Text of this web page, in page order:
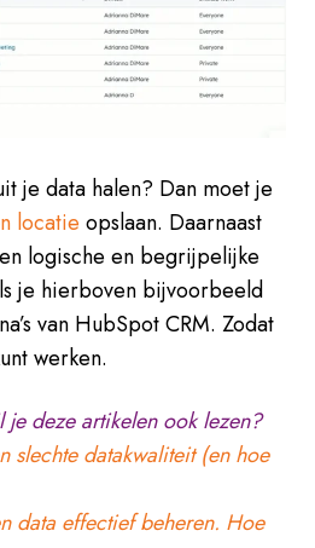
je data halen? Dan moet je
locatie opslaan. Daarnaast
logische en begrijpelijke
je hierboven bijvoorbeeld
van HubSpot CRM. Zodat
werken.
deze artikelen ook lezen?
slechte datakwaliteit (en hoe
data effectief beheren. Hoe